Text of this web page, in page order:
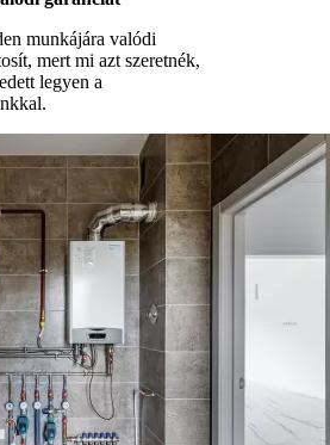
munkájára valódi
mert mi azt szeretnék,
legyen a